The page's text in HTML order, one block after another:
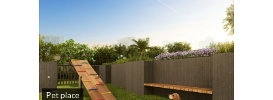
Pet place